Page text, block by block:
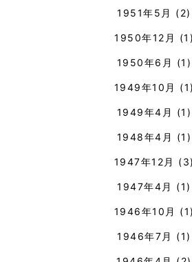
1951年5月 (2)
1950年12月 (1)
1950年6月 (1)
1949年10月 (1)
1949年4月 (1)
1948年4月 (1)
1947年12月 (3)
1947年4月 (1)
1946年10月 (1)
1946年7月 (1)